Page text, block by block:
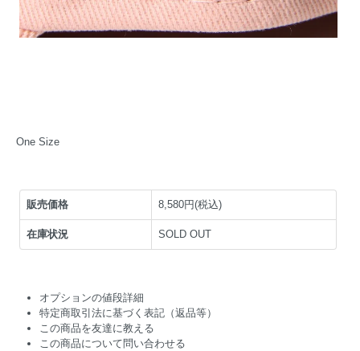
One Size
販売価格 8,580円(税込)
在庫状況 SOLD OUT
オプションの値段詳細
特定商取引法に基づく表記（返品等）
この商品を友達に教える
この商品について問い合わせる